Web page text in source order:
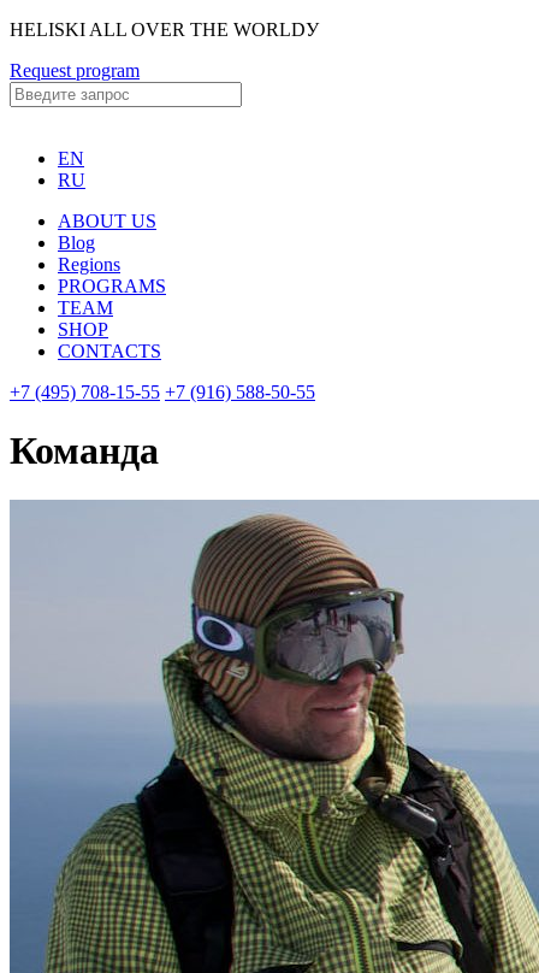
HELISKI ALL OVER THE WORLDУ
Request program
EN
RU
ABOUT US
Blog
Regions
PROGRAMS
TEAM
SHOP
CONTACTS
+7 (495) 708-15-55 +7 (916) 588-50-55
Команда